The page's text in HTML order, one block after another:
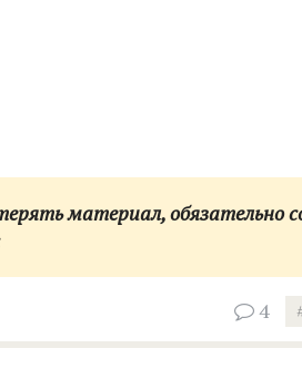
материал, обязательно
4